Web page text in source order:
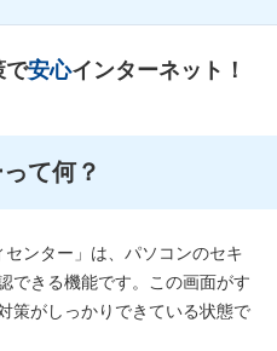
で安心インターネット！
て何？
ンター」は、パソコンのセキ
できる機能です。この画面がす
策がしっかりできている状態で